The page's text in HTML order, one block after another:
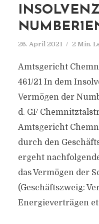
26. April 2021 2 Min.
Amtsgericht
461/21 In dem
Vermögen der
d. GF
Amtsgericht
durch den
ergeht
das Vermögen der
(Geschäftszweig:
Energieverträgen